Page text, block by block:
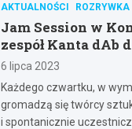
AKTUALNOŚCI ROZRYWKA
Jam Session w
zespół Kanta dAb
6 lipca 2023
Każdego czwartku, w
gromadzą się twórcy
i spontanicznie